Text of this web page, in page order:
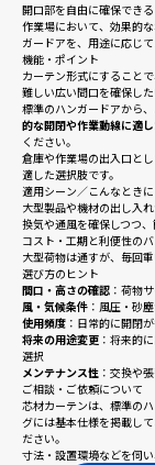
開口部を自由に確保でき
作業場において、効果的
ガードアを、用途に応じ
機能・ポイント
カーテン形式にすること
難しい広い間口を確保した
標準のハンガードアから
的な開閉や作業動線に適
ください。
倉庫や作業場の出入口と
適した選択肢です。
適用シーン／こんなときに
大型製品や機材の出し入
換気や通風を確保しつつ
コスト・工期と利便性の
大型荷物は通すが、毎回
選び方のヒント
間口・高さの確認 ：荷物
風・気候条件 ：風圧・砂
使用頻度 ：日常的に開閉
将来の用途変更 ：将来的
選択
メンテナンス性 ：交換や
ご相談・ご依頼について
芯材カーテンは、標準の
グには基本仕様を掲載し
ださい。
寸法・設置環境などを伺